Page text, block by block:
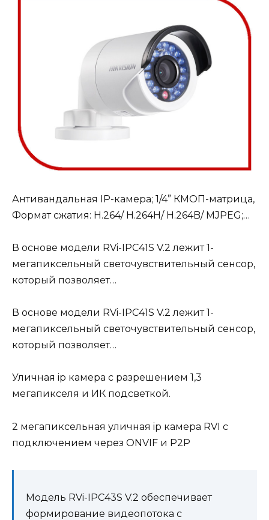
Антивандальная IP-камера; 1/4” КМОП-матрица,
Формат сжатия: H.264/ H.264H/ H.264B/ MJPEG;…
В основе модели RVi-IPC41S V.2 лежит 1-
мегапиксельный светочувствительный сенсор,
который позволяет…
В основе модели RVi-IPC41S V.2 лежит 1-
мегапиксельный светочувствительный сенсор,
который позволяет…
Уличная ip камера с разрешением 1,3
мегапикселя и ИК подсветкой.
2 мегапиксельная уличная ip камера RVI с
подключением через ONVIF и P2P
Модель RVi-IPC43S V.2 обеспечивает
формирование видеопотока с